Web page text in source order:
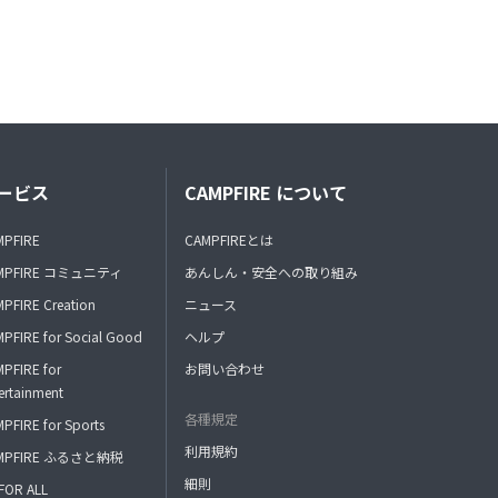
ビス
コミュニティ
Creation
for Social Good
for
for Sports
ふるさと納税
ALL
CAMPFIRE について
CAMPFIREとは
あんしん・安全への取り組み
ニュース
ヘルプ
お問い合わせ
各種規定
利用規約
細則